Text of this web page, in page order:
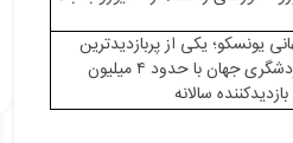
یونسکو؛ یکی از پربازدیدترین
جاذبه‌های گردشگری جهان با حدود ۴ میلیون
بازدیدکننده سالانه